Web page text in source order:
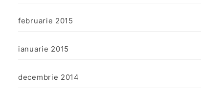
februarie 2015
ianuarie 2015
decembrie 2014